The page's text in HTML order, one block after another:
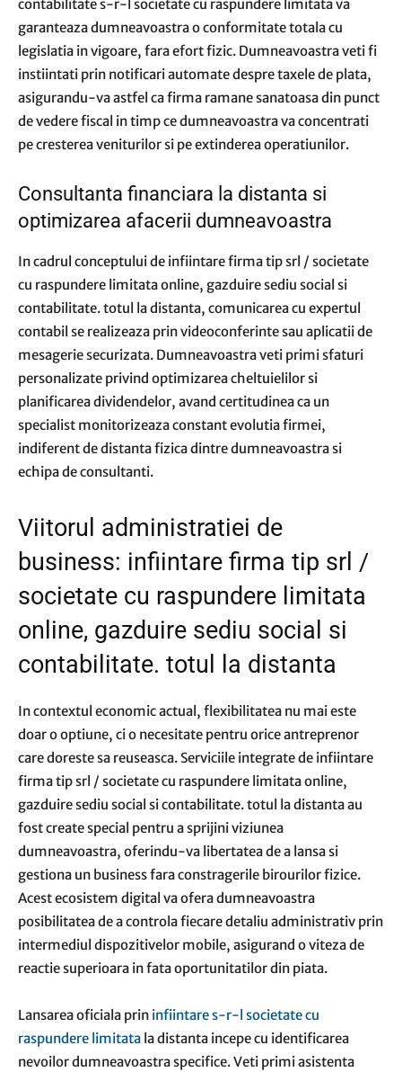
contabilitate s-r-l societate cu raspundere limitata va
garanteaza dumneavoastra o conformitate totala cu
legislatia in vigoare, fara efort fizic. Dumneavoastra veti fi
instiintati prin notificari automate despre taxele de plata,
asigurandu-va astfel ca firma ramane sanatoasa din punct
de vedere fiscal in timp ce dumneavoastra va concentrati
pe cresterea veniturilor si pe extinderea operatiunilor.
Consultanta financiara la distanta si
optimizarea afacerii dumneavoastra
In cadrul conceptului de infiintare firma tip srl / societate
cu raspundere limitata online, gazduire sediu social si
contabilitate. totul la distanta, comunicarea cu expertul
contabil se realizeaza prin videoconferinte sau aplicatii de
mesagerie securizata. Dumneavoastra veti primi sfaturi
personalizate privind optimizarea cheltuielilor si
planificarea dividendelor, avand certitudinea ca un
specialist monitorizeaza constant evolutia firmei,
indiferent de distanta fizica dintre dumneavoastra si
echipa de consultanti.
Viitorul administratiei de
business: infiintare firma tip srl /
societate cu raspundere limitata
online, gazduire sediu social si
contabilitate. totul la distanta
In contextul economic actual, flexibilitatea nu mai este
doar o optiune, ci o necesitate pentru orice antreprenor
care doreste sa reuseasca. Serviciile integrate de infiintare
firma tip srl / societate cu raspundere limitata online,
gazduire sediu social si contabilitate. totul la distanta au
fost create special pentru a sprijini viziunea
dumneavoastra, oferindu-va libertatea de a lansa si
gestiona un business fara constragerile birourilor fizice.
Acest ecosistem digital va ofera dumneavoastra
posibilitatea de a controla fiecare detaliu administrativ prin
intermediul dispozitivelor mobile, asigurand o viteza de
reactie superioara in fata oportunitatilor din piata.
Lansarea oficiala prin infiintare s-r-l societate cu
raspundere limitata la distanta incepe cu identificarea
nevoilor dumneavoastra specifice. Veti primi asistenta